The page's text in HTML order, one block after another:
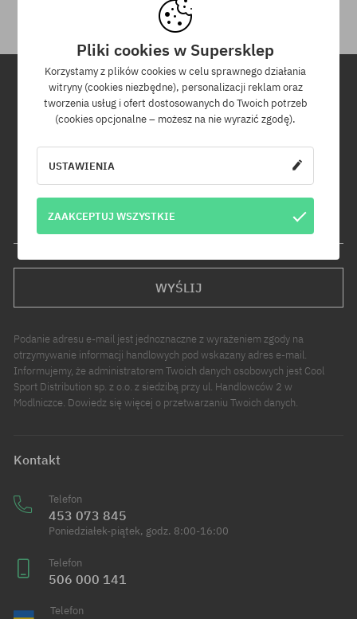
Newsletter
Zapisz się do naszego newslettera, a dowiesz się jako pierwszy o
WYŚLIJ
Podanie adresu e-mail jest jednoznaczne z wyrażeniem zgody na
otrzymywanie informacji handlowych pod wskazany adres e-mail.
Informujemy, że administratorem Twoich danych osobowych jest Cool
Sport Distribution sp. z o.o. z siedzibą przy ul. Handlowców 2 w
Modlniczce. Dowiedz się więcej o przetwarzaniu Twoich danych.
Kontakt
Telefon
453 073 845
Poniedziałek-piątek, godz. 8:00-16:00
Telefon
506 000 141
Telefon
Pliki cookies w Supersklep
Korzystamy z plików cookies w celu sprawnego działania
witryny (cookies niezbędne), personalizacji reklam oraz
tworzenia usług i ofert dostosowanych do Twoich potrzeb
(cookies opcjonalne – możesz na nie wyrazić zgodę).
USTAWIENIA
ZAAKCEPTUJ WSZYSTKIE